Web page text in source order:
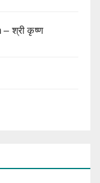
श्री कृष्ण